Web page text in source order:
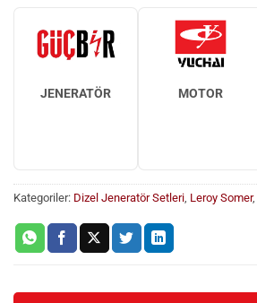
JENERATÖR MOTOR
Kategoriler: Dizel Jeneratör Setleri, Leroy Somer,